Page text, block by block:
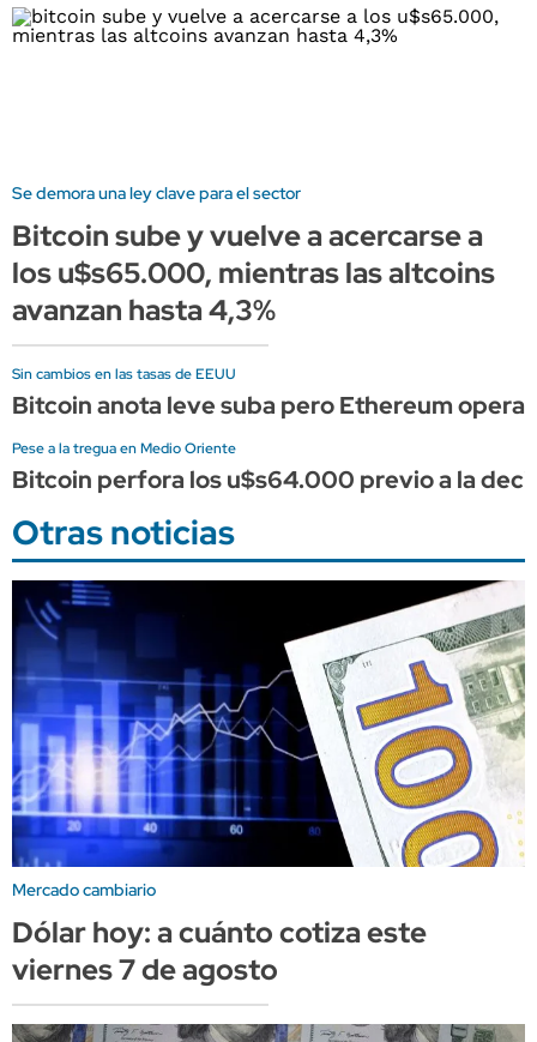
Se demora una ley clave para el sector
Bitcoin sube y vuelve a acercarse a
los u$s65.000, mientras las altcoins
avanzan hasta 4,3%
Sin cambios en las tasas de EEUU
Bitcoin anota leve suba pero Ethereum
Pese a la tregua en Medio Oriente
Bitcoin perfora los u$s64.000 previo a la
Otras noticias
Mercado cambiario
Dólar hoy: a cuánto cotiza este
viernes 7 de agosto